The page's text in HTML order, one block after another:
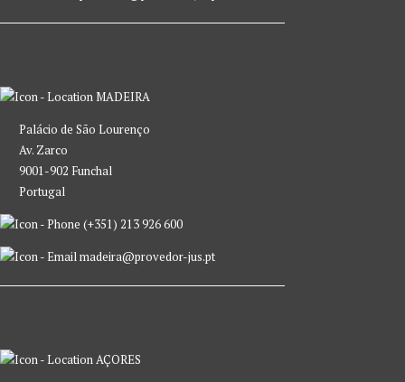
MADEIRA
Palácio de São Lourenço
Av. Zarco
9001-902 Funchal
Portugal
(+351) 213 926 600
madeira@provedor-jus.pt
AÇORES